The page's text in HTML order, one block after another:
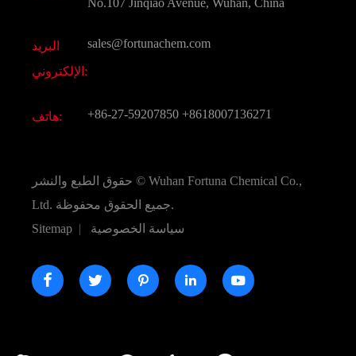
الكيميائية CAS
جميع المواد الكيميائية غرامة
البريد
الإلكتروني:
sales@fortunachem.com
هاتف: +86-27-59207850 +8618007136271
حقوق الطبع والنشر © Wuhan Fortuna Chemical Co.,
Ltd.
جميع الحقوق محفوظة.
Sitemap | سياسة الخصوصية
    